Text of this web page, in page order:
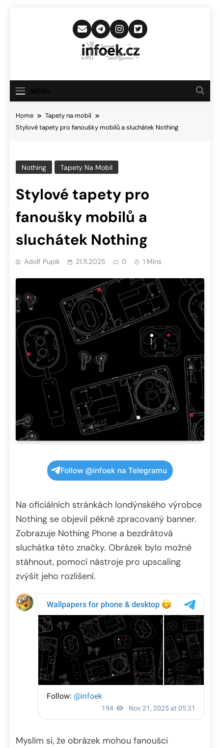
Infoek.cz
Novinkám
Home
Tapety na mobil
Stylové tapety pro fanoušky mobilů a sluchátek Nothing
Nothing Tapety Na Mobil
Stylové tapety pro
fanoušky mobilů a
sluchátek Nothing
Adolf Pupík 21.11.2025 0 1 Mins
Follow @infoek na Telegramu
Na oficiálních stránkách londýnského výrobce
Nothing se objevil pěkně zpracovaný banner.
Zobrazuje Nothing Phone a bezdrátová
sluchátka této značky. Obrázek bylo možné
stáhnout, pomocí nástroje pro upscaling
zvýšit jeho rozlišení.
Myslím si, že obrázek mohou fanoušci